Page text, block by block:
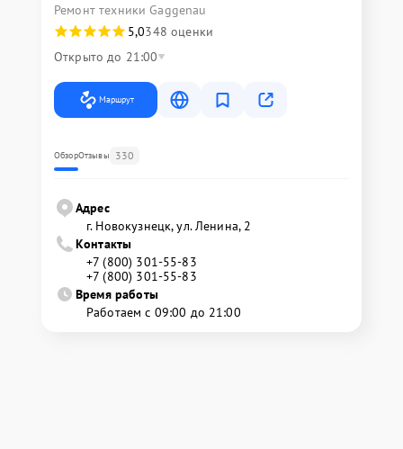
Ремонт техники Gaggenau
5,0348 оценки
Открыто до 21:00
Маршрут
ОбзорОтзывы 330
Адрес
г. Новокузнецк, ул. Ленина, 2
Контакты
+7 (800) 301-55-83
+7 (800) 301-55-83
Время работы
Работаем с 09:00 до 21:00